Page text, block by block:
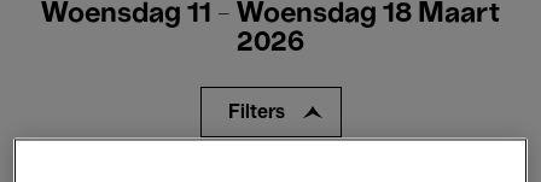
Woensdag 11 - Woensdag 18 Maart
2026
Filters